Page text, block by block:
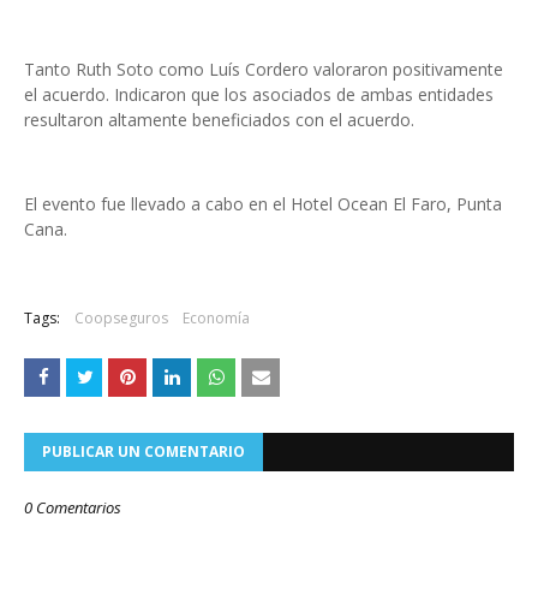
Tanto Ruth Soto como Luís Cordero valoraron positivamente
el acuerdo. Indicaron que los asociados de ambas entidades
resultaron altamente beneficiados con el acuerdo.
El evento fue llevado a cabo en el Hotel Ocean El Faro, Punta
Cana.
Tags: Coopseguros Economía
PUBLICAR UN COMENTARIO
0 Comentarios